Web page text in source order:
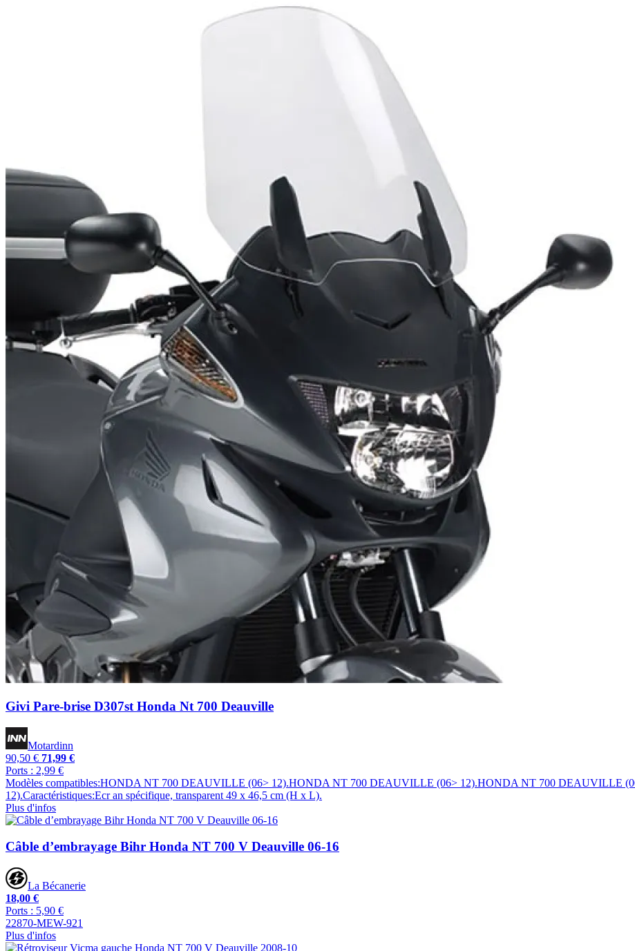
Givi Pare-brise D307st Honda Nt 700 Deauville
Motardinn
90,50 € 71,99 €
Ports : 2,99 €
Modèles compatibles:HONDA NT 700 DEAUVILLE (06> 12).HONDA NT 700 DEAUVILLE (06> 12).HONDA NT 700 DEAUVILLE
12).Caractéristiques:Ecr an spécifique, transparent 49 x 46,5 cm (H x L).
Plus d'infos
Câble d’embrayage Bihr Honda NT 700 V Deauville 06-16
La Bécanerie
18,00 €
Ports : 5,90 €
22870-MEW-921
Plus d'infos